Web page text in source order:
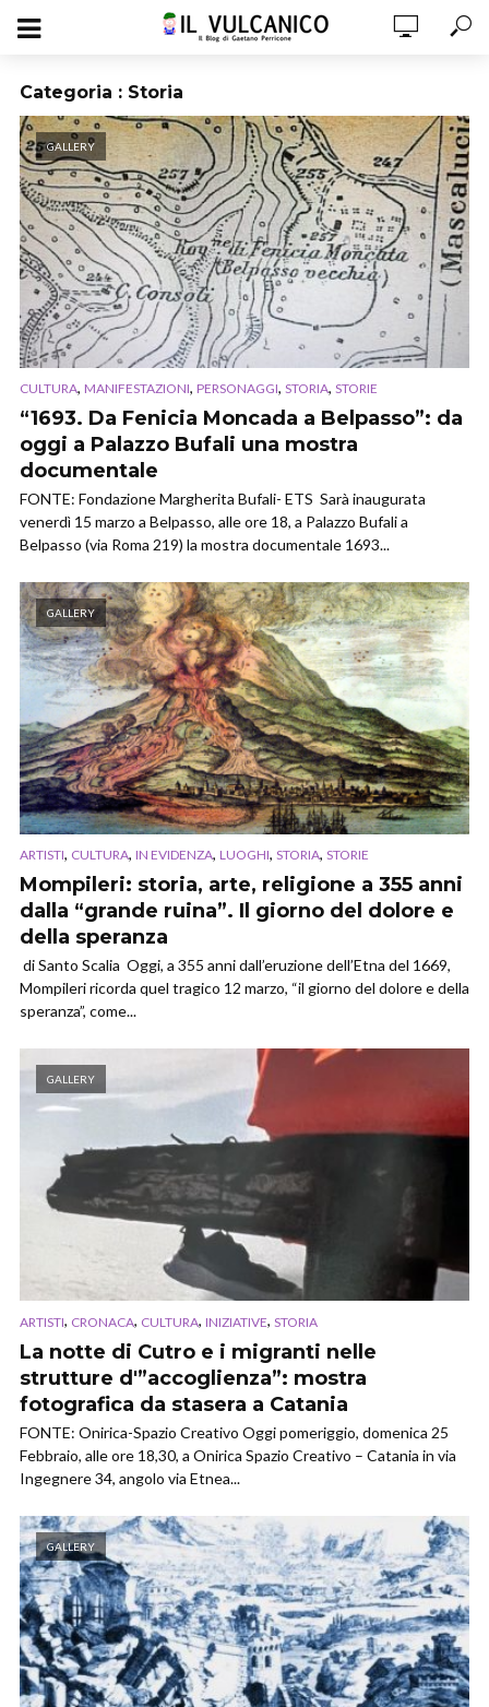
Categoria : Storia
GALLERY
CULTURA, MANIFESTAZIONI, PERSONAGGI, STORIA, STORIE
“1693. Da Fenicia Moncada a Belpasso”: da
oggi a Palazzo Bufali una mostra
documentale
FONTE: Fondazione Margherita Bufali- ETS Sarà inaugurata
venerdì 15 marzo a Belpasso, alle ore 18, a Palazzo Bufali a
Belpasso (via Roma 219) la mostra documentale 1693...
GALLERY
ARTISTI, CULTURA, IN EVIDENZA, LUOGHI, STORIA, STORIE
Mompileri: storia, arte, religione a 355 anni
dalla “grande ruina”. Il giorno del dolore e
della speranza
di Santo Scalia Oggi, a 355 anni dall’eruzione dell’Etna del 1669,
Mompileri ricorda quel tragico 12 marzo, “il giorno del dolore e della
speranza”, come...
GALLERY
ARTISTI, CRONACA, CULTURA, INIZIATIVE, STORIA
La notte di Cutro e i migranti nelle
strutture d'”accoglienza”: mostra
fotografica da stasera a Catania
FONTE: Onirica-Spazio Creativo Oggi pomeriggio, domenica 25
Febbraio, alle ore 18,30, a Onirica Spazio Creativo – Catania in via
Ingegnere 34, angolo via Etnea...
GALLERY